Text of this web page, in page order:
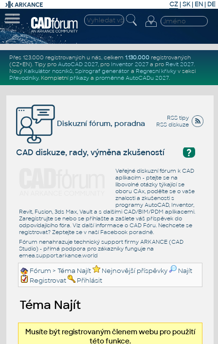
CZ | SK| EN | DE
Přes 123.000 registrovaných u nás, celkem 1.130.000registrovaných
(CZ+EN). Tipy pro AutoCAD 2027, pro Inventor 2027a pro Revit 2027.
Nový Kalkulátor nosníků, Spirograf generátor a Regresní křivkyv sekci
Převodníky. Kompletní příkazya proměnné AutoCADu 2027.
RSS tipy
RSS diskuze
Diskuzní fórum, poradna
?
CAD diskuze, rady, výměna zkušeností
Veřejné diskuzní fórum k CAD
aplikacím - ptejte se na
libovolné otázky týkající se
oboru CAx, podělte se o vaše
znalosti a zkušenosti s
programy AutoCAD, Inventor,
Revit, Fusion, 3ds Max, Vault a s dalšími CAD/BIM/PDM aplikacemi.
Zaregistrujte se nebo se přihlašte a zašlete váš příspěvek do
odpovídajícího fóra. Viz další informace o CAD Fóru. Nechcete se
registrovat? Zeptejte se v naší Facebook poradně.
Fórum nenahrazuje technický support firmy ARKANCE (CAD
Studio) - přímá podpora pro zákazníky funguje na
emea.support.arkance.world
Fórum > Téma Najít Nejnovější příspěvky
Najít
Registrovat
Přihlásit
Téma Najít
Musíte být registrovaným členem webu pro použití
této funkce.